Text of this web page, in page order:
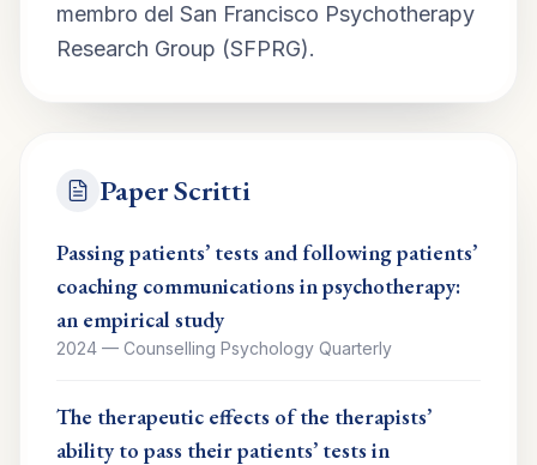
membro del San Francisco Psychotherapy
Research Group (SFPRG).
Paper Scritti
Passing patients’ tests and following patients’
coaching communications in psychotherapy:
an empirical study
2024 — Counselling Psychology Quarterly
The therapeutic effects of the therapists’
ability to pass their patients’ tests in